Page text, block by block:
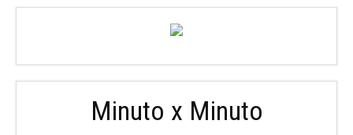
Minuto x Minuto